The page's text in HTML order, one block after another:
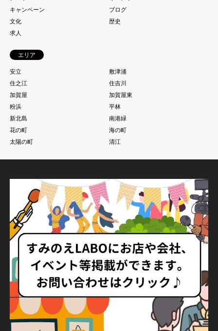
キャンペーン
ブログ
文化
歴史
求人
エリア
安立
敷津浦
住之江
住吉川
加賀屋
加賀屋東
粉浜
平林
新北島
南港緑
花の町
海の町
太陽の町
清江